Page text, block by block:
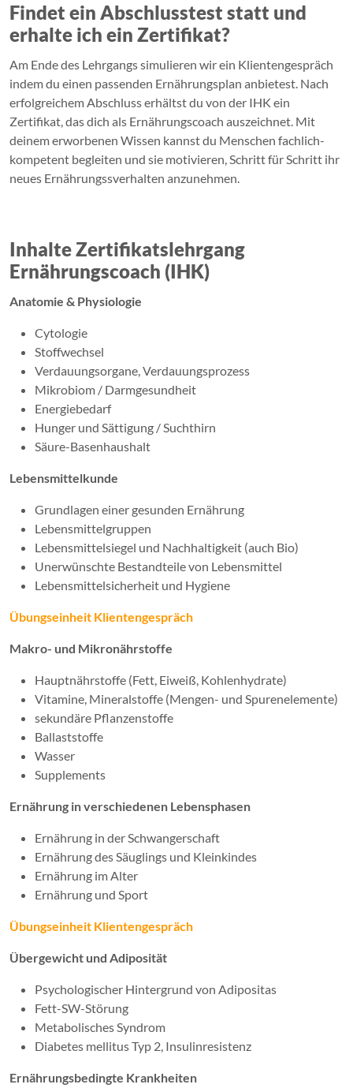
Findet ein Abschlusstest statt und
erhalte ich ein Zertifikat?
Am Ende des Lehrgangs simulieren wir ein Klientengespräch
indem du einen passenden Ernährungsplan anbietest. Nach
erfolgreichem Abschluss erhältst du von der IHK ein
Zertifikat, das dich als Ernährungscoach auszeichnet. Mit
deinem erworbenen Wissen kannst du Menschen fachlich-
kompetent begleiten und sie motivieren, Schritt für Schritt ihr
neues Ernährungssverhalten anzunehmen.
Inhalte Zertifikatslehrgang
Ernährungscoach (IHK)
Anatomie & Physiologie
Cytologie
Stoffwechsel
Verdauungsorgane, Verdauungsprozess
Mikrobiom / Darmgesundheit
Energiebedarf
Hunger und Sättigung / Suchthirn
Säure-Basenhaushalt
Lebensmittelkunde
Grundlagen einer gesunden Ernährung
Lebensmittelgruppen
Lebensmittelsiegel und Nachhaltigkeit (auch Bio)
Unerwünschte Bestandteile von Lebensmittel
Lebensmittelsicherheit und Hygiene
Übungseinheit Klientengespräch
Makro- und Mikronährstoffe
Hauptnährstoffe (Fett, Eiweiß, Kohlenhydrate)
Vitamine, Mineralstoffe (Mengen- und Spurenelemente)
sekundäre Pflanzenstoffe
Ballaststoffe
Wasser
Supplements
Ernährung in verschiedenen Lebensphasen
Ernährung in der Schwangerschaft
Ernährung des Säuglings und Kleinkindes
Ernährung im Alter
Ernährung und Sport
Übungseinheit Klientengespräch
Übergewicht und Adiposität
Psychologischer Hintergrund von Adipositas
Fett-SW-Störung
Metabolisches Syndrom
Diabetes mellitus Typ 2, Insulinresistenz
Ernährungsbedingte Krankheiten